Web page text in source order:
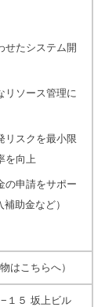
せたシステム開
リソース管理に
リスクを最小限
を向上
の申請をサポー
助金など）
はこちらへ）
１５ 坂上ビル